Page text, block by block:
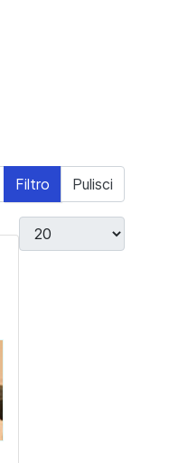
Filtro Pulisci
Visualizza #